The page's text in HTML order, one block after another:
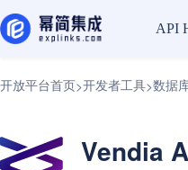
API
开放平台首页>开发者工具>数据
Vendia